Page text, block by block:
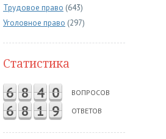
Трудовое право (643)
Уголовное право (297)
Статистика
6 8 4 0 ВОПРОСОВ
6 8 1 9 ОТВЕТОВ